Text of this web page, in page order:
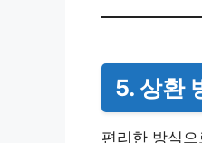
5. 상환
편리한 방식